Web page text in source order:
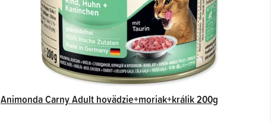
Animonda Carny Adult hovädzie+moriak+králik 200g